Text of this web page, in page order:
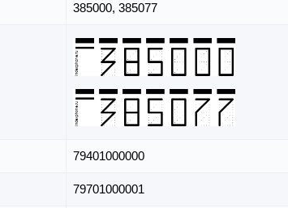
385000, 385077
79401000000
79701000001